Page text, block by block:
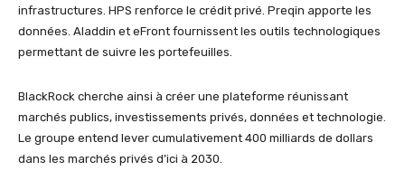
infrastructures. HPS renforce le crédit privé. Preqin apporte les
données. Aladdin et eFront fournissent les outils technologiques
permettant de suivre les portefeuilles.
BlackRock cherche ainsi à créer une plateforme réunissant
marchés publics, investissements privés, données et technologie.
Le groupe entend lever cumulativement 400 milliards de dollars
dans les marchés privés d’ici à 2030.